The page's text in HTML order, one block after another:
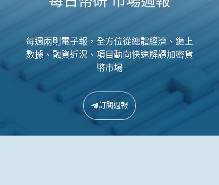
每週兩則電子報，全方位從總體經濟、鏈上
數據、融資近況、項目動向快速解讀加密貨
幣市場
訂閱週報